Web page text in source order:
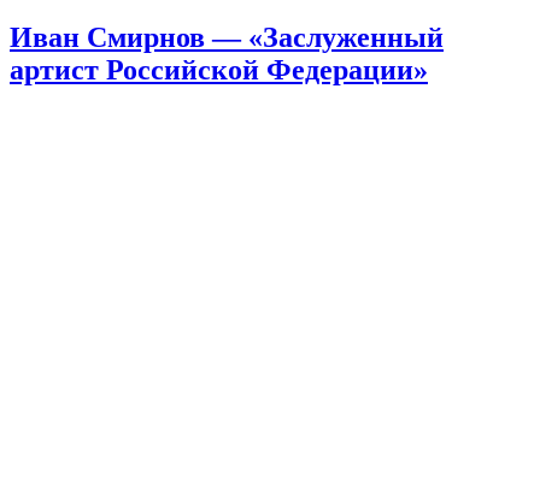
Иван Смирнов — «Заслуженный
артист Российской Федерации»